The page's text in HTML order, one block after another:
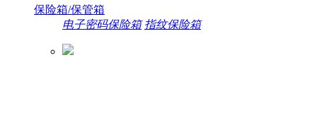
保险箱/保管箱
电子密码保险箱 指纹保险箱